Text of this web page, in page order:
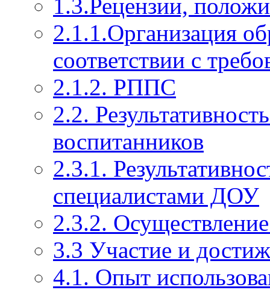
1.3.Рецензии,
2.1.1.Организация
соответствии с
2.1.2. РППС
2.2.
воспитанников
2.3.1.
специалистами ДОУ
2.3.2.
3.3 Участие и
4.1. Опыт